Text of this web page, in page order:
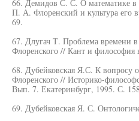
66. Демидов С. С. О математике в
П. А. Флоренский и культура его
69.
67. Длугач Т. Проблема времени
Флоренского // Кант и
68. Дубейковская Я.С. К вопросу
Флоренского // Историко-
Вып. 7. Екатеринбург, 1995. С.
69. Дубейковская Я. С.